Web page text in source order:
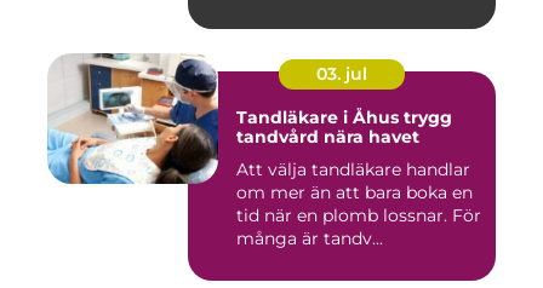
03. jul
Tandläkare i Åhus trygg
tandvård nära havet
Att välja tandläkare handlar
om mer än att bara boka en
tid när en plomb lossnar. För
många är tandv...